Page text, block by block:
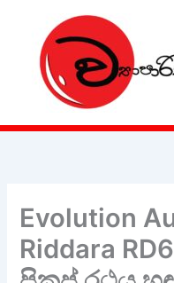
content
Evolution
Riddara